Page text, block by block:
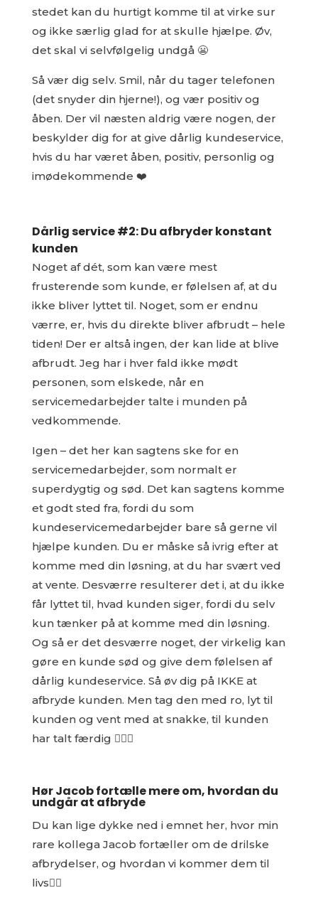
stedet kan du hurtigt komme til at virke sur
og ikke særlig glad for at skulle hjælpe. Øv,
det skal vi selvfølgelig undgå 😬
Så vær dig selv. Smil, når du tager telefonen
(det snyder din hjerne!), og vær positiv og
åben. Der vil næsten aldrig være nogen, der
beskylder dig for at give dårlig kundeservice,
hvis du har været åben, positiv, personlig og
imødekommende ❤️
Dårlig service #2: Du afbryder konstant
kunden
Noget af dét, som kan være mest
frusterende som kunde, er følelsen af, at du
ikke bliver lyttet til. Noget, som er endnu
værre, er, hvis du direkte bliver afbrudt – hele
tiden! Der er altså ingen, der kan lide at blive
afbrudt. Jeg har i hver fald ikke mødt
personen, som elskede, når en
servicemedarbejder talte i munden på
vedkommende.
Igen – det her kan sagtens ske for en
servicemedarbejder, som normalt er
superdygtig og sød. Det kan sagtens komme
et godt sted fra, fordi du som
kundeservicemedarbejder bare så gerne vil
hjælpe kunden. Du er måske så ivrig efter at
komme med din løsning, at du har svært ved
at vente. Desværre resulterer det i, at du ikke
får lyttet til, hvad kunden siger, fordi du selv
kun tænker på at komme med din løsning.
Og så er det desværre noget, der virkelig kan
gøre en kunde sød og give dem følelsen af
dårlig kundeservice. Så øv dig på IKKE at
afbryde kunden. Men tag den med ro, lyt til
kunden og vent med at snakke, til kunden
har talt færdig 🧘🏻‍♂️
Hør Jacob fortælle mere om, hvordan du
undgår at afbryde
Du kan lige dykke ned i emnet her, hvor min
rare kollega Jacob fortæller om de drilske
afbrydelser, og hvordan vi kommer dem til
livs👇🏻